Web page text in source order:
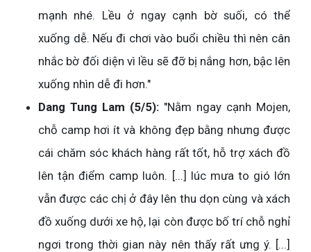
mạnh nhé. Lều ở ngay cạnh bờ suối, có thể
xuống dễ. Nếu đi chơi vào buổi chiều thì nên cân
nhắc bờ đối diện vì lều sẽ đỡ bị nắng hơn, bậc lên
xuống nhìn dễ đi hơn."
Dang Tung Lam (5/5): "Nằm ngay cạnh Mojen,
chỗ camp hơi ít và không đẹp bằng nhưng được
cái chăm sóc khách hàng rất tốt, hỗ trợ xách đồ
lên tận điểm camp luôn. [...] lúc mưa to gió lớn
vẫn được các chị ở đây lên thu dọn cùng và xách
đồ xuống dưới xe hộ, lại còn được bố trí chỗ nghỉ
ngơi trong thời gian này nên thấy rất ưng ý. [...]